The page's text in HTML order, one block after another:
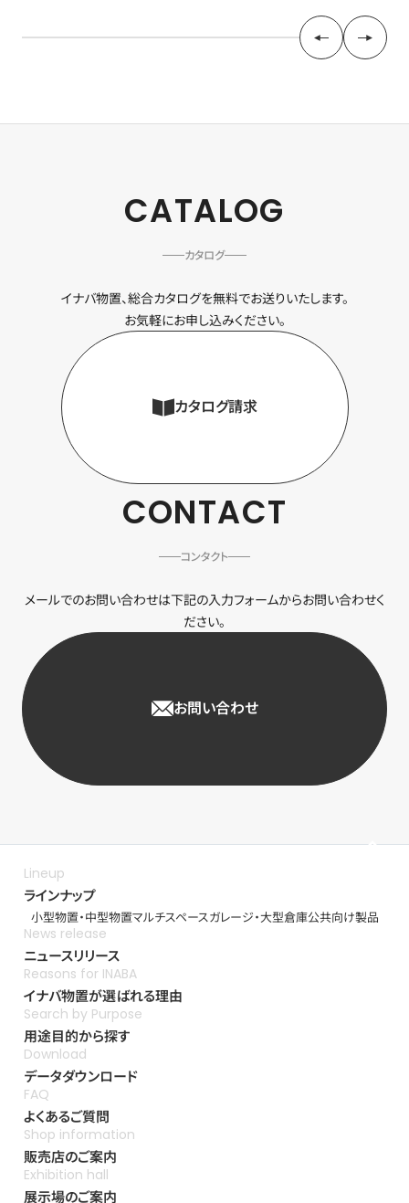
CATALOG
カタログ
イナバ物置、総合カタログを無料でお送りいたします。
お気軽にお申し込みください。
カタログ請求
CONTACT
コンタクト
メールでのお問い合わせは下記の入力フォームからお問い合わせく
ださい。
お問い合わせ
ラインナップ
小型物置・中型物置マルチスペースガレージ・大型倉庫公共向け製品
ニュースリリース
イナバ物置が選ばれる理由
用途目的から探す
データダウンロード
よくあるご質問
販売店のご案内
展示場のご案内